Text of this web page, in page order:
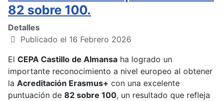
82 sobre 100.
Detalles
Publicado el 16 Febrero 2026
El CEPA Castillo de Almansa ha logrado un
importante reconocimiento a nivel europeo al obtener
la Acreditación Erasmus+ con una excelente
puntuación de 82 sobre 100, un resultado que refleja